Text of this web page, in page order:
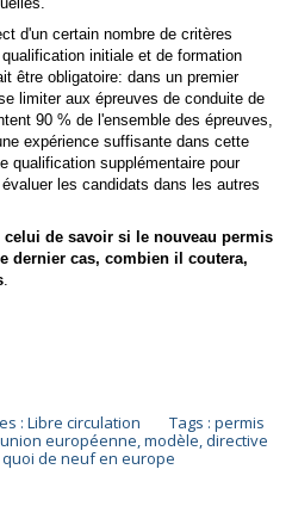
d'un certain nombre de critères
initiale et de formation
être obligatoire: dans un premier
limiter aux épreuves de conduite de
90 % de l'ensemble des épreuves,
expérience suffisante dans cette
qualification supplémentaire pour
les candidats dans les autres
de savoir si le nouveau permis
dernier cas, combien il coutera,
.
: Libre circulation Tags :permis
union européenne,modèle,directive
quoi de neuf en europe